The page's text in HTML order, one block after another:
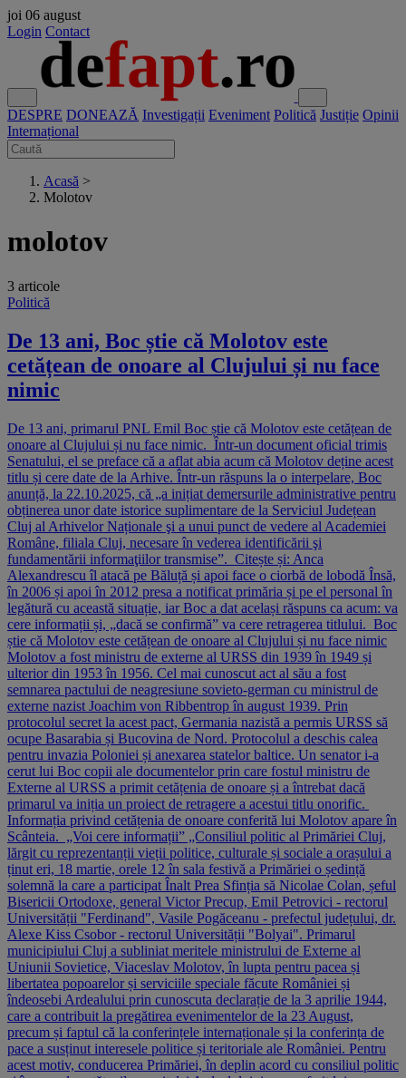
joi 06 august
Login Contact
DESPRE DONEAZĂ Investigații Eveniment Politică Justiție Opinii
Internațional
Acasă >
Molotov
molotov
3 articole
Politică
De 13 ani, Boc știe că Molotov este
cetățean de onoare al Clujului și nu face
nimic
De 13 ani, primarul PNL Emil Boc știe că Molotov este cetățean de
onoare al Clujului și nu face nimic. Într-un document oficial trimis
Senatului, el se preface că a aflat abia acum că Molotov deține acest
titlu și cere date de la Arhive. Într-un răspuns la o interpelare, Boc
anunță, la 22.10.2025, că „a inițiat demersurile administrative pentru
obținerea unor date istorice suplimentare de la Serviciul Județean
Cluj al Arhivelor Naționale şi a unui punct de vedere al Academiei
Române, filiala Cluj, necesare în vederea identificării şi
fundamentării informaţiilor transmise”. Citește și: Anca
Alexandrescu îl atacă pe Băluță și apoi face o ciorbă de lobodă Însă,
în 2006 și apoi în 2012 presa a notificat primăria și pe el personal în
legătură cu această situație, iar Boc a dat același răspuns ca acum: va
cere informații și, „dacă se confirmă” va cere retragerea titlului. Boc
știe că Molotov este cetățean de onoare al Clujului și nu face nimic
Molotov a fost ministru de externe al URSS din 1939 în 1949 și
ulterior din 1953 în 1956. Cel mai cunoscut act al său a fost
semnarea pactului de neagresiune sovieto-german cu ministrul de
externe nazist Joachim von Ribbentrop în august 1939. Prin
protocolul secret la acest pact, Germania nazistă a permis URSS să
ocupe Basarabia și Bucovina de Nord. Protocolul a deschis calea
pentru invazia Poloniei și anexarea statelor baltice. Un senator i-a
cerut lui Boc copii ale documentelor prin care fostul ministru de
Externe al URSS a primit cetățenia de onoare și a întrebat dacă
primarul va iniția un proiect de retragere a acestui titlu onorific.
Informația privind cetățenia de onoare conferită lui Molotov apare în
Scânteia. „Voi cere informații” „Consiliul politic al Primăriei Cluj,
lărgit cu reprezentanții vieții politice, culturale și sociale a orașului a
ținut eri, 18 martie, orele 12 în sala festivă a Primăriei o ședință
solemnă la care a participat Înalt Prea Sfinția să Nicolae Colan, șeful
Bisericii Ortodoxe, general Victor Precup, Emil Petrovici - rectorul
Universității "Ferdinand", Vasile Pogăceanu - prefectul județului, dr.
Alexe Kiss Csobor - rectorul Universității "Bolyai". Primarul
municipiului Cluj a subliniat meritele ministrului de Externe al
Uniunii Sovietice, Viaceslav Molotov, în lupta pentru pacea și
libertatea popoarelor și serviciile speciale făcute României și
îndeosebi Ardealului prin cunoscuta declarație de la 3 aprilie 1944,
care a contribuit la pregătirea evenimentelor de la 23 August,
precum și faptul că la conferințele internaționale și la conferința de
pace a susținut interesele politice și teritoriale ale României. Pentru
acest motiv, conducerea Primăriei, în deplin acord cu consiliul politic